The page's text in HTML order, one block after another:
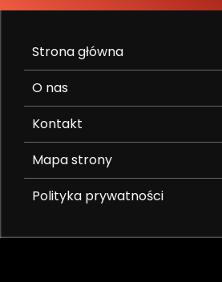
Strona główna
O nas
Kontakt
Mapa strony
Polityka prywatności